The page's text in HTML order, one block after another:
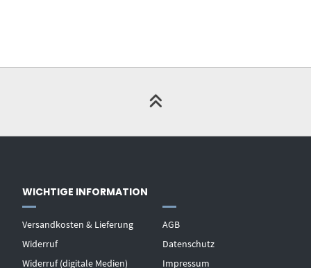
WICHTIGE INFORMATION
Versandkosten & Lieferung
Widerruf
Widerruf (digitale Medien)
AGB
Datenschutz
Impressum